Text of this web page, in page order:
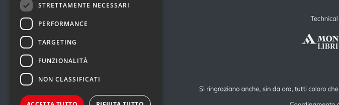
STRETTAMENTE NECESSARI
PERFORMANCE
TARGETING
FUNZIONALITÀ
NON CLASSIFICATI